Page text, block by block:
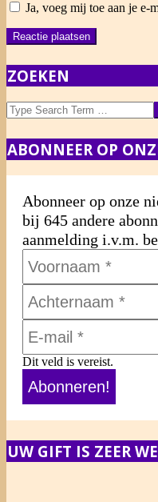
Ja, voeg mij toe aan je e-
ZOEKEN
Search
ABONNEER OP
Abonneer op onze
bij 645 andere
aanmelding i.v.m.
Dit veld is vereist.
UW GIFT IS ZEER